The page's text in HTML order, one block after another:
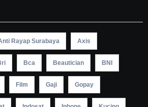
Rayap Surabaya Axis
Bca Beautician BNI
Film Gaji Gopay